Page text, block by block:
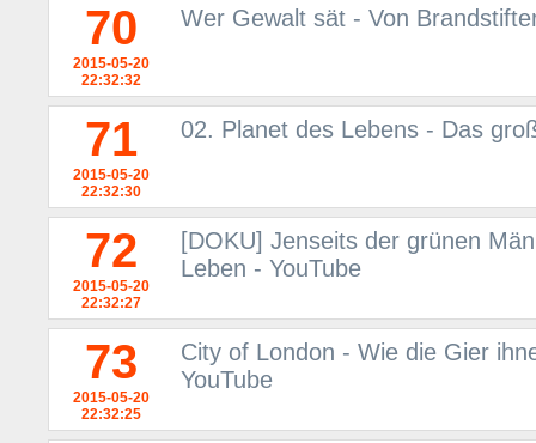
70
2015-05-20
22:32:32
Wer Gewalt sät - Von
71
2015-05-20
22:32:30
02. Planet des Lebens - Das
72
2015-05-20
22:32:27
[DOKU] Jenseits der grünen
Leben - YouTube
73
2015-05-20
22:32:25
City of London - Wie die Gier
YouTube